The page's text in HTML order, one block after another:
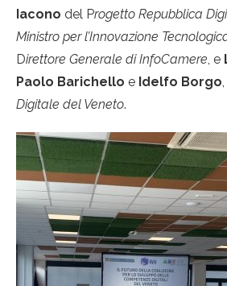
Iacono del Progetto Repubblica
Ministro per l’Innovazione
Direttore Generale di InfoCamere, e
Paolo Barichello e Idelfo Borgo,
Digitale del Veneto.